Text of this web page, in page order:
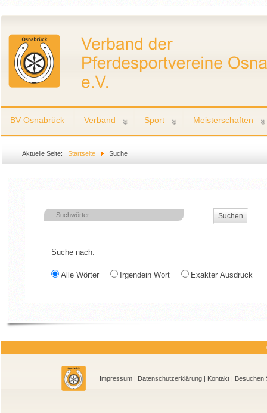
BV Osnabrück Verband Sport Meisterschaften
Aktuelle Seite: Startseite Suche
Suchen
Suche nach:
Alle Wörter Irgendein Wort Exakter Ausdruck
Impressum| Datenschutzerklärung| Kontakt|